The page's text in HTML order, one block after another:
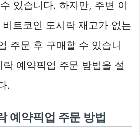
있습니다. 하지만, 주변 이
트코인 도시락 재고가 없는
주문 후 구매할 수 있습니
예약픽업 주문 방법을 설
.
예약픽업 주문 방법